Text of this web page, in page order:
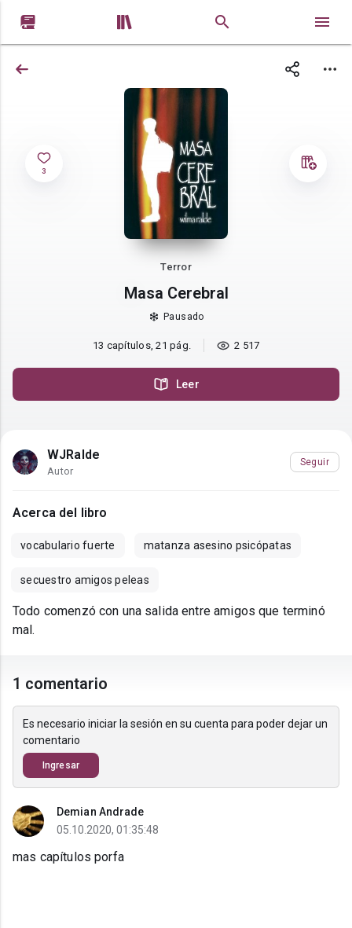
 
3
Terror
Masa Cerebral
Pausado
13 capítulos, 21 pág. 2 517
Leer
WJRalde
Autor
Seguir
Acerca del libro
vocabulario fuerte matanza asesino psicópatas
secuestro amigos peleas
Todo comenzó con una salida entre amigos que terminó
mal.
1 comentario
Es necesario iniciar la sesión en su cuenta para poder dejar un
comentario
Ingresar
Demian Andrade
05.10.2020, 01:35:48
mas capítulos porfa